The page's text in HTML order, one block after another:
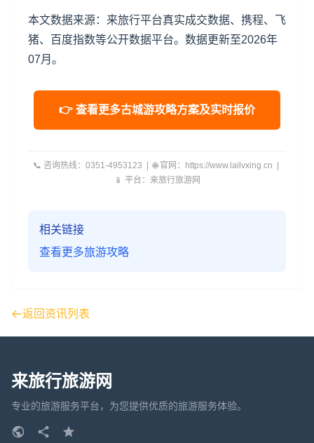
本文数据来源：来旅行平台真实成交数据、携程、飞
猪、百度指数等公开数据平台。数据更新至2026年
07月。
👉 查看更多古城游攻略方案及实时报价
📞 咨询热线：0351-4953123 | 🌐 官网：https://www.lailvxing.cn |
📱 平台：来旅行旅游网
相关链接
查看更多旅游攻略
返回资讯列表
来旅行旅游网
专业的旅游服务平台，为您提供优质的旅游服务体验。